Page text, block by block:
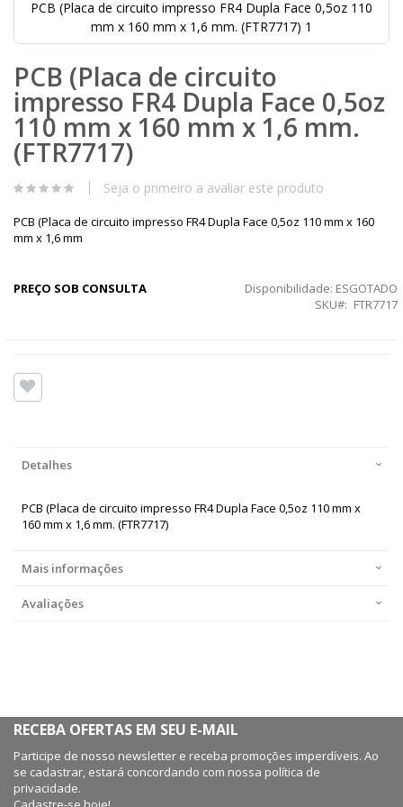
PCB (Placa de circuito impresso FR4 Dupla Face 0,5oz 110
mm x 160 mm x 1,6 mm. (FTR7717) 1
para
o
início
da
Galeria
de
imagens
PCB (Placa de circuito
impresso FR4 Dupla Face 0,5oz
110 mm x 160 mm x 1,6 mm.
(FTR7717)
Seja o primeiro a avaliar este produto
PCB (Placa de circuito impresso FR4 Dupla Face 0,5oz 110 mm x 160
mm x 1,6 mm
PREÇO SOB CONSULTA Disponibilidade: ESGOTADO
SKU
FTR7717
Detalhes
PCB (Placa de circuito impresso FR4 Dupla Face 0,5oz 110 mm x
160 mm x 1,6 mm. (FTR7717)
Mais informações
Avaliações
RECEBA OFERTAS EM SEU E-MAIL
Participe de nosso newsletter e receba promoções imperdíveis. Ao
se cadastrar, estará concordando com nossa política de
privacidade.